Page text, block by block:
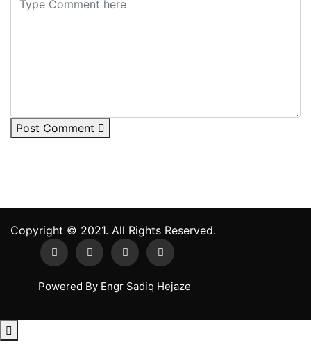
Post Comment
Copyright © 2021. All Rights Reserved.
Powered By Engr Sadiq Hejaze